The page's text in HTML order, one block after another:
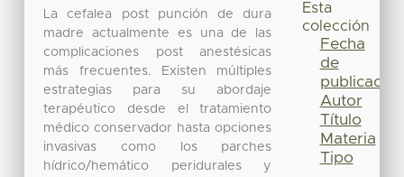
La cefalea post punción de dura
madre actualmente es una de las
complicaciones post anestésicas
más frecuentes. Existen múltiples
estrategias para su abordaje
terapéutico desde el tratamiento
médico conservador hasta opciones
invasivas como los parches
hídrico/hemático peridurales y
Esta
colección
Fecha
de
publicación
Autor
Título
Materia
Tipo